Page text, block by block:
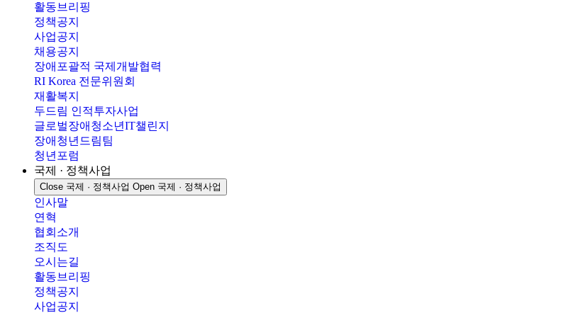
활동브리핑
정책공지
사업공지
채용공지
장애포괄적 국제개발협력
RI Korea 전문위원회
재활복지
두드림 인적투자사업
글로벌장애청소년IT챌린지
장애청년드림팀
청년포럼
국제 · 정책사업
Close 국제 · 정책사업 Open 국제 · 정책사업
인사말
연혁
협회소개
조직도
오시는길
활동브리핑
정책공지
사업공지